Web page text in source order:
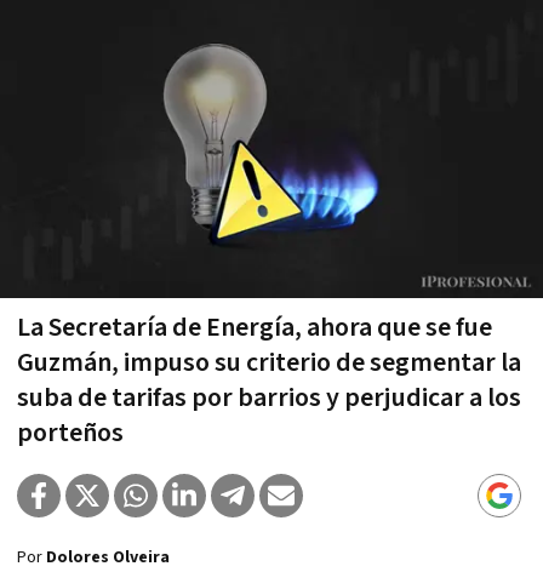
La Secretaría de Energía, ahora que se fue
Guzmán, impuso su criterio de segmentar la
suba de tarifas por barrios y perjudicar a los
porteños
Por Dolores Olveira